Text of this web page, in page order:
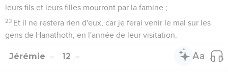
leurs fils et leurs filles mourront par la famine ;
23 Et il ne restera rien d'eux, car je ferai venir le mal sur les
gens de Hanathoth, en l'année de leur visitation.
Jérémie 12